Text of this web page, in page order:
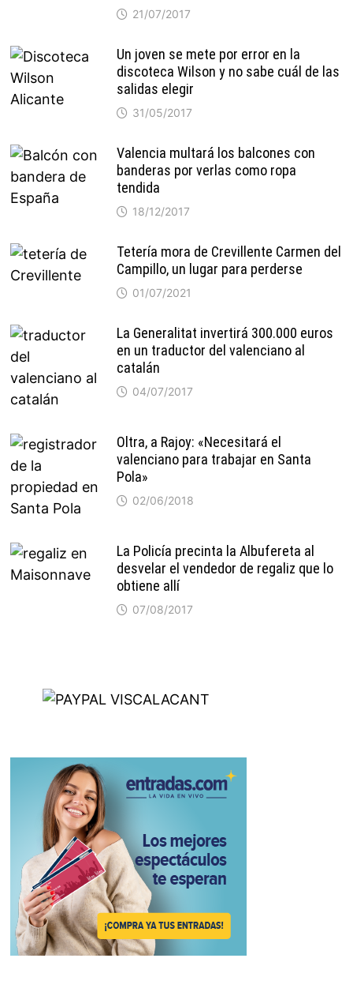
21/07/2017
Un joven se mete por error en la
discoteca Wilson y no sabe cuál de las
salidas elegir
31/05/2017
Valencia multará los balcones con
banderas por verlas como ropa
tendida
18/12/2017
Tetería mora de Crevillente Carmen del
Campillo, un lugar para perderse
01/07/2021
La Generalitat invertirá 300.000 euros
en un traductor del valenciano al
catalán
04/07/2017
Oltra, a Rajoy: «Necesitará el
valenciano para trabajar en Santa
Pola»
02/06/2018
La Policía precinta la Albufereta al
desvelar el vendedor de regaliz que lo
obtiene allí
07/08/2017